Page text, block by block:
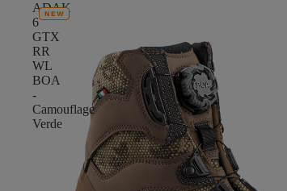
ADAK
6
GTX
RR
WL
BOA
-
Camouflage
Verde
NEW